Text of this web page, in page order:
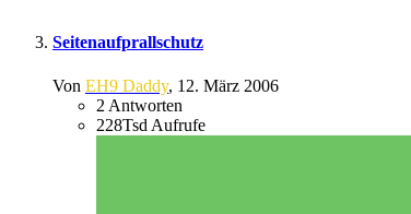
Seitenaufprallschutz
Von EH9 Daddy, 12. März 2006
2 Antworten
228Tsd Aufrufe